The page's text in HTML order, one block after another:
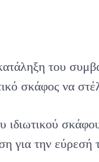
του
σκάφος να
ιδιωτικού
για την